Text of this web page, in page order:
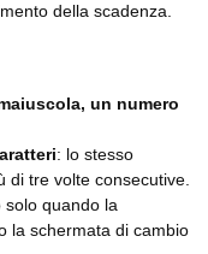
della scadenza.
un numero
: lo stesso
di tre volte consecutive.
solo quando la
la schermata di cambio